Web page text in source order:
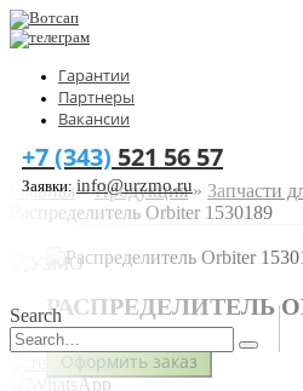
Гарантии
Партнеры
Вакансии
+7 (343) 521 56 57
Заявки:info@urzmo.ru
Search
Главная»Продукция» Запчасти
Распределитель Orbiter 1530189
РАСПРЕДЕЛИТЕЛЬ
Оформить заказ